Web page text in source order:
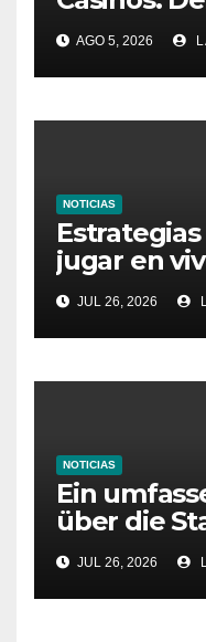
Ratgeber
AGO 5, 2026
NOTICIAS
jugar en
aumentar
JUL 26, 2026
NOTICIAS
Ein
über die
JUL 26, 2026